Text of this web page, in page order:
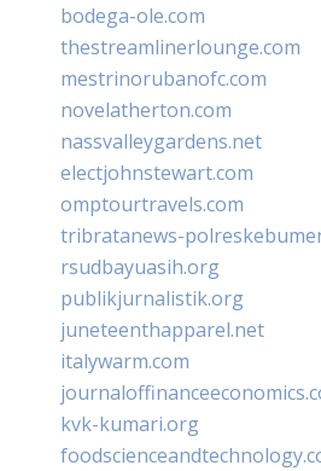
bodega-ole.com
thestreamlinerlounge.com
mestrinorubanofc.com
novelatherton.com
nassvalleygardens.net
electjohnstewart.com
omptourtravels.com
tribratanews-
rsudbayuasih.org
publikjurnalistik.org
juneteenthapparel.net
italywarm.com
kvk-kumari.org